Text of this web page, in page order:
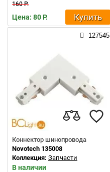
160 Р.
Цена: 80 Р. Купить
127545
Коннектор шинопровода
Novotech 135008
Коллекция: Запчасти
В наличии